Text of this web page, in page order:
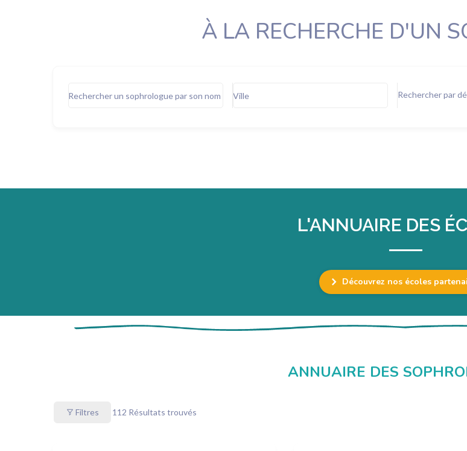
À LA RECHERCHE D'UN
Rechercher un sophrologue par son nom Ville Rechercher par
L'ANNUAIRE DES
Découvrez nos écoles
ANNUAIRE DES
Filtres 112 Résultats trouvés